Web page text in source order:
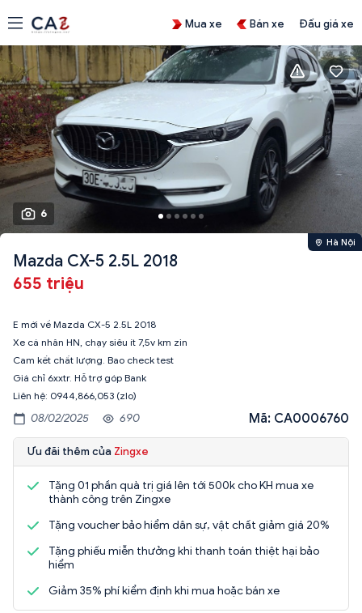
Mua xe Bán xe Đấu giá xe
6
Hà Nội
Mazda CX-5 2.5L 2018
655 triệu
E mới về Mazda CX-5 2.5L 2018
Xe cá nhân HN, chạy siêu ít 7,5v km zin
Cam kết chất lượng. Bao check test
Giá chỉ 6xxtr. Hỗ trợ góp Bank
Liên hệ: 0944,866,053 (zlo)
08/02/2025 690 Mã: CA0006760
Ưu đãi thêm của Zingxe
Tặng 01 phần quà trị giá lên tới 500k cho KH mua xe
thành công trên Zingxe
Tặng voucher bảo hiểm dân sự, vật chất giảm giá 20%
Tặng phiếu miễn thưởng khi thanh toán thiệt hại bảo
hiểm
Giảm 35% phí kiểm định khi mua hoặc bán xe